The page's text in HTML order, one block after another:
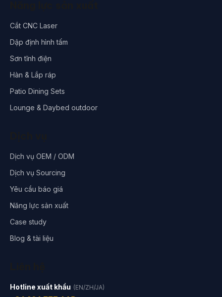
Cắt CNC Laser
Dập định hình tấm
Sơn tĩnh điện
Hàn & Lắp ráp
Patio Dining Sets
Lounge & Daybed outdoor
Dịch vụ OEM / ODM
Dịch vụ Sourcing
Yêu cầu báo giá
Năng lực sản xuất
Case study
Blog & tài liệu
Hotline xuất khẩu (EN/ZH/JA)